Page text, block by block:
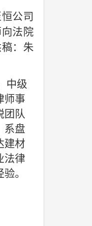
公司
法院
：朱
中级
师事
团队
系盘
建材
法律
。